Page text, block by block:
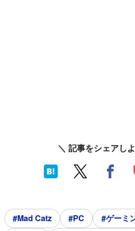
＼ 記事をシェアし
#Mad Catz #PC
#ゲーミ